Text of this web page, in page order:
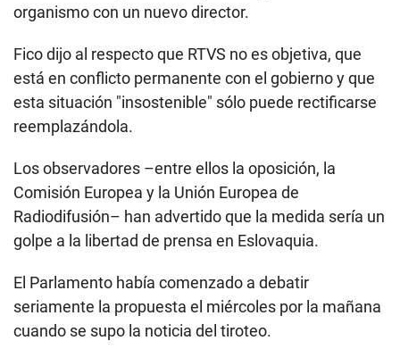
organismo con un nuevo director.
Fico dijo al respecto que RTVS no es objetiva, que
está en conflicto permanente con el gobierno y que
esta situación "insostenible" sólo puede rectificarse
reemplazándola.
Los observadores –entre ellos la oposición, la
Comisión Europea y la Unión Europea de
Radiodifusión– han advertido que la medida sería un
golpe a la libertad de prensa en Eslovaquia.
El Parlamento había comenzado a debatir
seriamente la propuesta el miércoles por la mañana
cuando se supo la noticia del tiroteo.